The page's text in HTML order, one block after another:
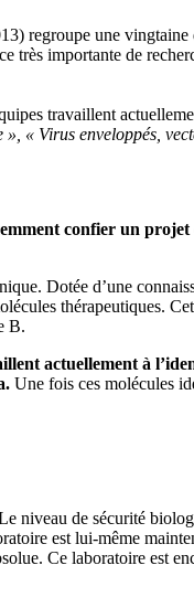
regroupe une
très importante de
travaillent
« Virus enveloppés,
confier un
Dotée d’une
thérapeutiques.
B.
actuellement à
Une fois ces molécules
niveau de sécurité
est lui-même
Ce laboratoire est